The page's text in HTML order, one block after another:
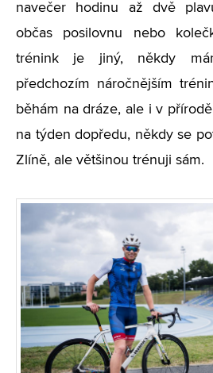
navečer hodinu až dvě
občas posilovnu nebo
trénink je jiný, někdy
předchozím náročnějším
běhám na dráze, ale i v
na týden dopředu, někdy se
Zlíně, ale většinou trénuji sám.